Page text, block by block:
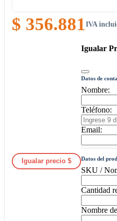
$ 356.881IVA
Igualar precio $
Igualar
Datos de
Nombre:
Teléfono:
Email:
Datos del
SKU /
Cantidad
Nombre